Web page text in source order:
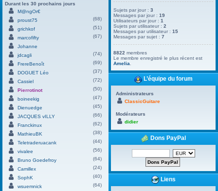
Durant les 30 prochains jours
M@ngOr€
proust75
(68)
grichkof
(51)
marcofifty
(67)
Johanne
jdcagli
(74)
FrereBenoît
(69)
DOGUET Léo
(37)
Cassiel
(72)
Pierrotinot
(50)
boineekig
(47)
Dienuedge
(45)
JACQUES vILLY
(66)
Franckinux
(62)
MathieuBK
(38)
Teletraderuacank
(44)
vivalee
(56)
Bruno Goedefroy
(64)
Camillex
(24)
SophK
(40)
wsuemnick
(64)
Sujets par jour :3
Messages par jour :19
Utilisateurs par jour :1
Sujets par utilisateur :2
Messages par utilisateur :15
Messages par sujet :7
8822 membres
Le membre enregistré le plus récent est
Amelia
L’équipe du forum
Administrateurs
ClassicGuitare
Modérateurs
didier
Dons PayPal
Liens